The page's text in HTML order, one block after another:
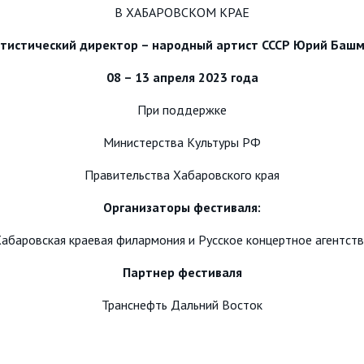
В ХАБАРОВСКОМ КРАЕ
директор – народный артист СССР Юрий
08 – 13 апреля 2023 года
При поддержке
Министерства Культуры РФ
Правительства Хабаровского края
Организаторы фестиваля:
краевая филармония и Русское концертное
Партнер фестиваля
Транснефть Дальний Восток